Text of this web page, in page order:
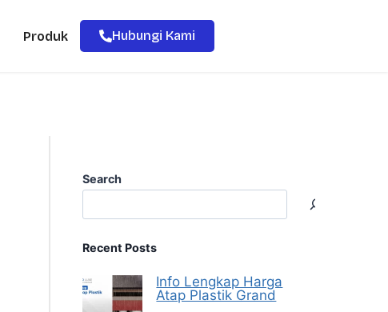
Produk Hubungi Kami
Search
Recent Posts
Info Lengkap Harga
Atap Plastik Grand